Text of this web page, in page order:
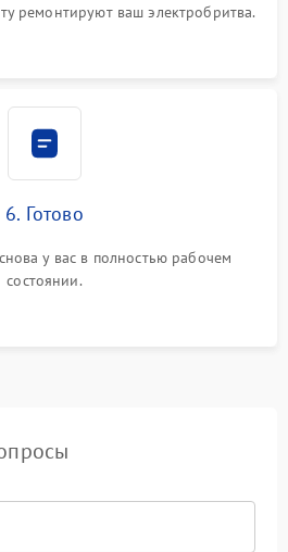
ремонтируют ваш электробритва.
6. Готово
у вас в полностью рабочем
состоянии.